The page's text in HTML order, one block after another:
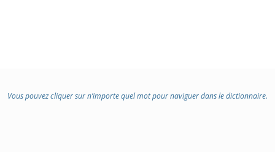
Vous pouvez cliquer sur n’importe quel mot pour naviguer dans le dictionnaire.